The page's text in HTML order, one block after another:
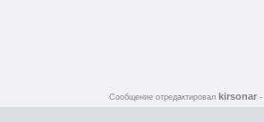
Сообщение отредактировал kirsonar -